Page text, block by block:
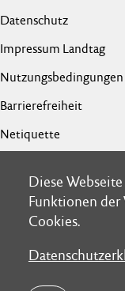
Diese
Funktionen
Cookies.
Diese
Funktionen
Cookies.
Datenschutz
Impressum Landtag
Barrierefreiheit
Netiquette